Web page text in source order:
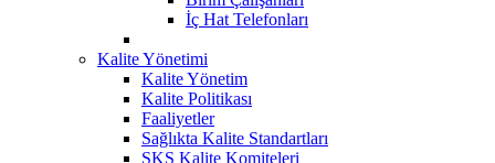
İç Hat Telefonları
Kalite Yönetimi
Kalite Yönetim
Kalite Politikası
Faaliyetler
Sağlıkta Kalite Standartları
SKS Kalite Komiteleri